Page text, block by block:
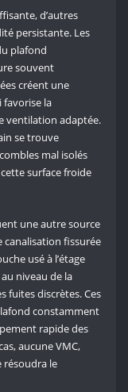
d’autres
persistante. Les
plafond
souvent
créent une
la
ventilation adaptée.
se trouve
mal isolés
surface froide
une autre source
canalisation fissurée
usé à l’étage
niveau de la
fuites discrètes. Ces
constamment
rapide des
aucune VMC,
résoudra le